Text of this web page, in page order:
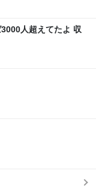
人超えてたよ 収